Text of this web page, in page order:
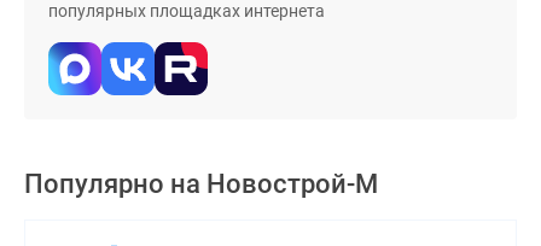
популярных площадках интернета
Популярно на Новострой-М